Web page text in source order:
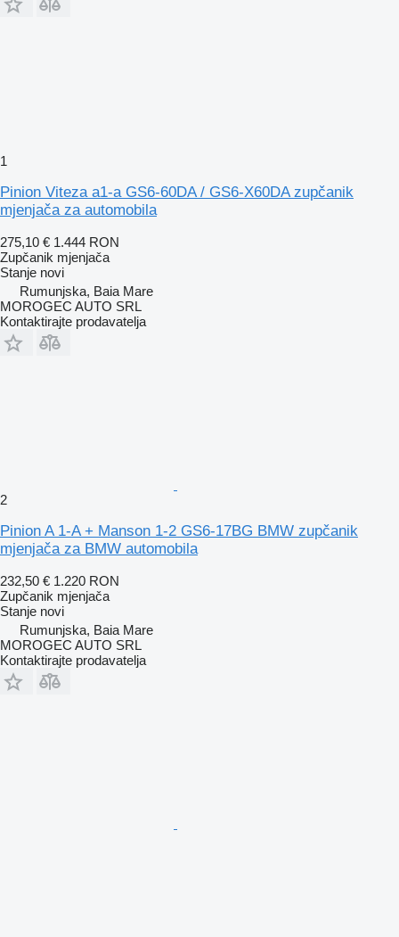
1
Pinion Viteza a1-a GS6-60DA / GS6-X60DA zupčanik
mjenjača za automobila
275,10 € 1.444 RON
Zupčanik mjenjača
Stanje novi
Rumunjska, Baia Mare
MOROGEC AUTO SRL
Kontaktirajte prodavatelja
2
Pinion A 1-A + Manson 1-2 GS6-17BG BMW zupčanik
mjenjača za BMW automobila
232,50 € 1.220 RON
Zupčanik mjenjača
Stanje novi
Rumunjska, Baia Mare
MOROGEC AUTO SRL
Kontaktirajte prodavatelja